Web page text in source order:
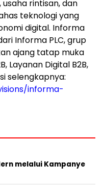
rintisan, dan
teknologi yang
digital. Informa
Informa PLC, grup
ajang tatap muka
Layanan Digital B2B,
selengkapnya:
informa-
melalui Kampanye